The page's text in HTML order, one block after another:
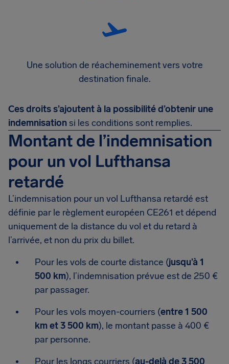
Une solution de réacheminement vers votre
destination finale.
Ces droits s’ajoutent à la possibilité d’obtenir une
indemnisationsi les conditions sont remplies.
Montant de l’indemnisation
pour un vol Lufthansa
retardé
L’indemnisation pour un vol Lufthansa retardé est
définie par le règlement européen CE261 et dépend
uniquement de la distance du vol et du retard à
l’arrivée, et non du prix du billet.
Pour les vols de courte distance (jusqu’à 1
500 km), l’indemnisation prévue est de 250 €
par passager.
Pour les vols moyen-courriers (entre 1 500
km et 3 500 km), le montant passe à 400 €
par personne.
Pour les longs courriers (au-delà de 3 500